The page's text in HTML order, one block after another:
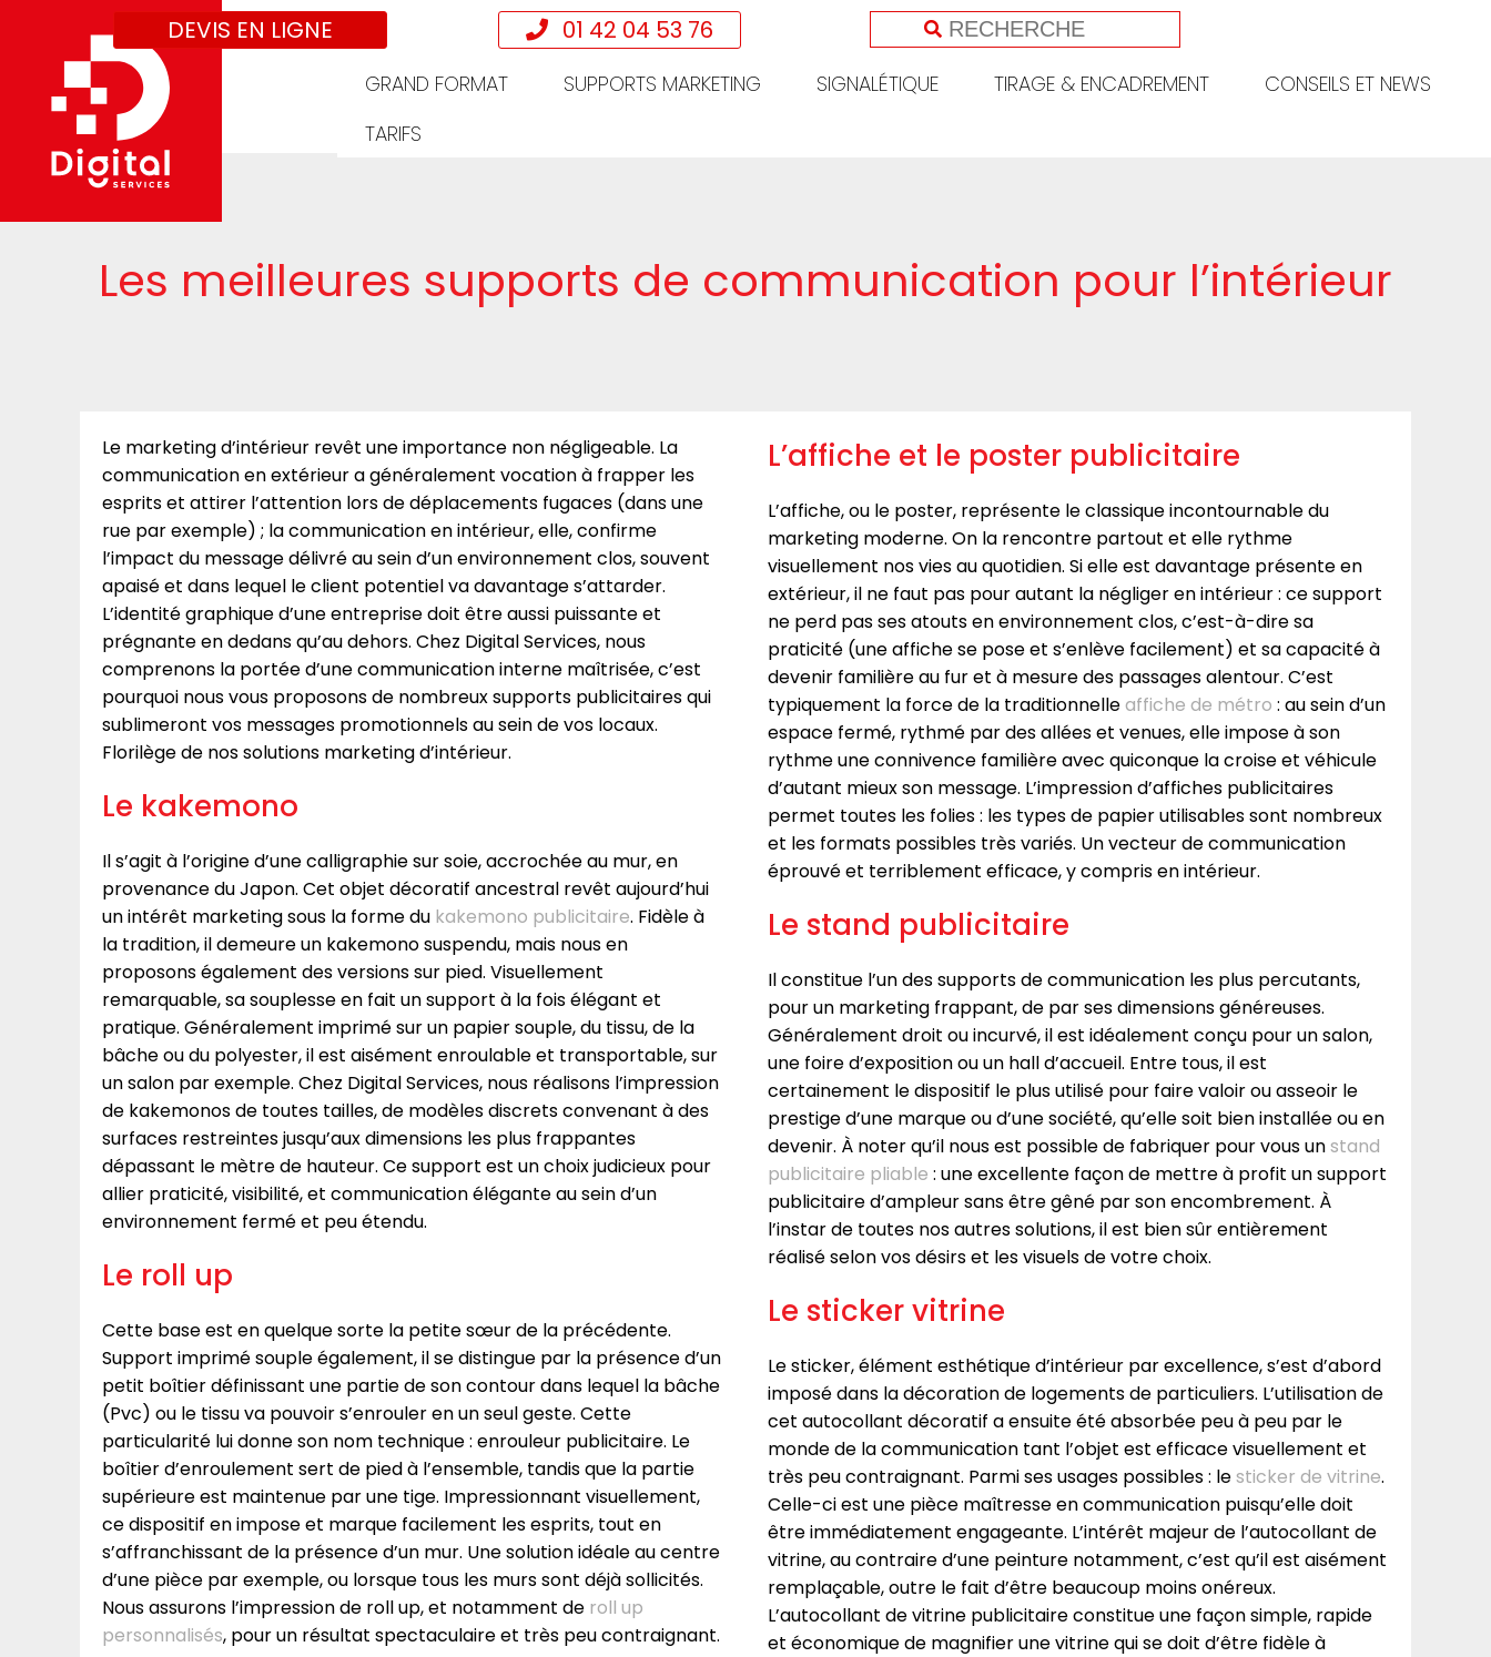
GRAND FORMAT SUPPORTS MARKETING SIGNALÉTIQUE TIRAGE & ENCADREMENT
CONSEILS ET NEWS
TARIFS
DEVIS EN LIGNE 01 42 04 53 76
Les meilleures supports de communication pour l’intérieur
Le marketing d’intérieur revêt une importance non négligeable. La
communication en extérieur a généralement vocation à frapper les
esprits et attirer l’attention lors de déplacements fugaces (dans une
rue par exemple) ; la communication en intérieur, elle, confirme
l’impact du message délivré au sein d’un environnement clos, souvent
apaisé et dans lequel le client potentiel va davantage s’attarder.
L’identité graphique d’une entreprise doit être aussi puissante et
prégnante en dedans qu’au dehors. Chez Digital Services, nous
comprenons la portée d’une communication interne maîtrisée, c’est
pourquoi nous vous proposons de nombreux supports publicitaires qui
sublimeront vos messages promotionnels au sein de vos locaux.
Florilège de nos solutions marketing d’intérieur.
Le kakemono
Il s’agit à l’origine d’une calligraphie sur soie, accrochée au mur, en
provenance du Japon. Cet objet décoratif ancestral revêt aujourd’hui
un intérêt marketing sous la forme du kakemono publicitaire. Fidèle à
la tradition, il demeure un kakemono suspendu, mais nous en
proposons également des versions sur pied. Visuellement
remarquable, sa souplesse en fait un support à la fois élégant et
pratique. Généralement imprimé sur un papier souple, du tissu, de la
bâche ou du polyester, il est aisément enroulable et transportable, sur
un salon par exemple. Chez Digital Services, nous réalisons l’impression
de kakemonos de toutes tailles, de modèles discrets convenant à des
surfaces restreintes jusqu’aux dimensions les plus frappantes
dépassant le mètre de hauteur. Ce support est un choix judicieux pour
allier praticité, visibilité, et communication élégante au sein d’un
environnement fermé et peu étendu.
Le roll up
Cette base est en quelque sorte la petite sœur de la précédente.
Support imprimé souple également, il se distingue par la présence d’un
petit boîtier définissant une partie de son contour dans lequel la bâche
(Pvc) ou le tissu va pouvoir s’enrouler en un seul geste. Cette
particularité lui donne son nom technique : enrouleur publicitaire. Le
boîtier d’enroulement sert de pied à l’ensemble, tandis que la partie
supérieure est maintenue par une tige. Impressionnant visuellement,
ce dispositif en impose et marque facilement les esprits, tout en
s’affranchissant de la présence d’un mur. Une solution idéale au centre
d’une pièce par exemple, ou lorsque tous les murs sont déjà sollicités.
Nous assurons l’impression de roll up, et notamment de roll up
personnalisés, pour un résultat spectaculaire et très peu contraignant.
L’affiche et le poster publicitaire
L’affiche, ou le poster, représente le classique incontournable du
marketing moderne. On la rencontre partout et elle rythme
visuellement nos vies au quotidien. Si elle est davantage présente en
extérieur, il ne faut pas pour autant la négliger en intérieur : ce support
ne perd pas ses atouts en environnement clos, c’est-à-dire sa
praticité (une affiche se pose et s’enlève facilement) et sa capacité à
devenir familière au fur et à mesure des passages alentour. C’est
typiquement la force de la traditionnelleaffiche de métro : au sein d’un
espace fermé, rythmé par des allées et venues, elle impose à son
rythme une connivence familière avec quiconque la croise et véhicule
d’autant mieux son message. L’impression d’affiches publicitaires
permet toutes les folies : les types de papier utilisables sont nombreux
et les formats possibles très variés. Un vecteur de communication
éprouvé et terriblement efficace, y compris en intérieur.
Le stand publicitaire
Il constitue l’un des supports de communication les plus percutants,
pour un marketing frappant, de par ses dimensions généreuses.
Généralement droit ou incurvé, il est idéalement conçu pour un salon,
une foire d’exposition ou un hall d’accueil. Entre tous, il est
certainement le dispositif le plus utilisé pour faire valoir ou asseoir le
prestige d’une marque ou d’une société, qu’elle soit bien installée ou en
devenir. À noter qu’il nous est possible de fabriquer pour vous unstand
publicitaire pliable : une excellente façon de mettre à profit un support
publicitaire d’ampleur sans être gêné par son encombrement. À
l’instar de toutes nos autres solutions, il est bien sûr entièrement
réalisé selon vos désirs et les visuels de votre choix.
Le sticker vitrine
Le sticker, élément esthétique d’intérieur par excellence, s’est d’abord
imposé dans la décoration de logements de particuliers. L’utilisation de
cet autocollant décoratif a ensuite été absorbée peu à peu par le
monde de la communication tant l’objet est efficace visuellement et
très peu contraignant. Parmi ses usages possibles : lesticker de vitrine.
Celle-ci est une pièce maîtresse en communication puisqu’elle doit
être immédiatement engageante. L’intérêt majeur de l’autocollant de
vitrine, au contraire d’une peinture notamment, c’est qu’il est aisément
remplaçable, outre le fait d’être beaucoup moins onéreux.
L’autocollant de vitrine publicitaire constitue une façon simple, rapide
et économique de magnifier une vitrine qui se doit d’être fidèle à